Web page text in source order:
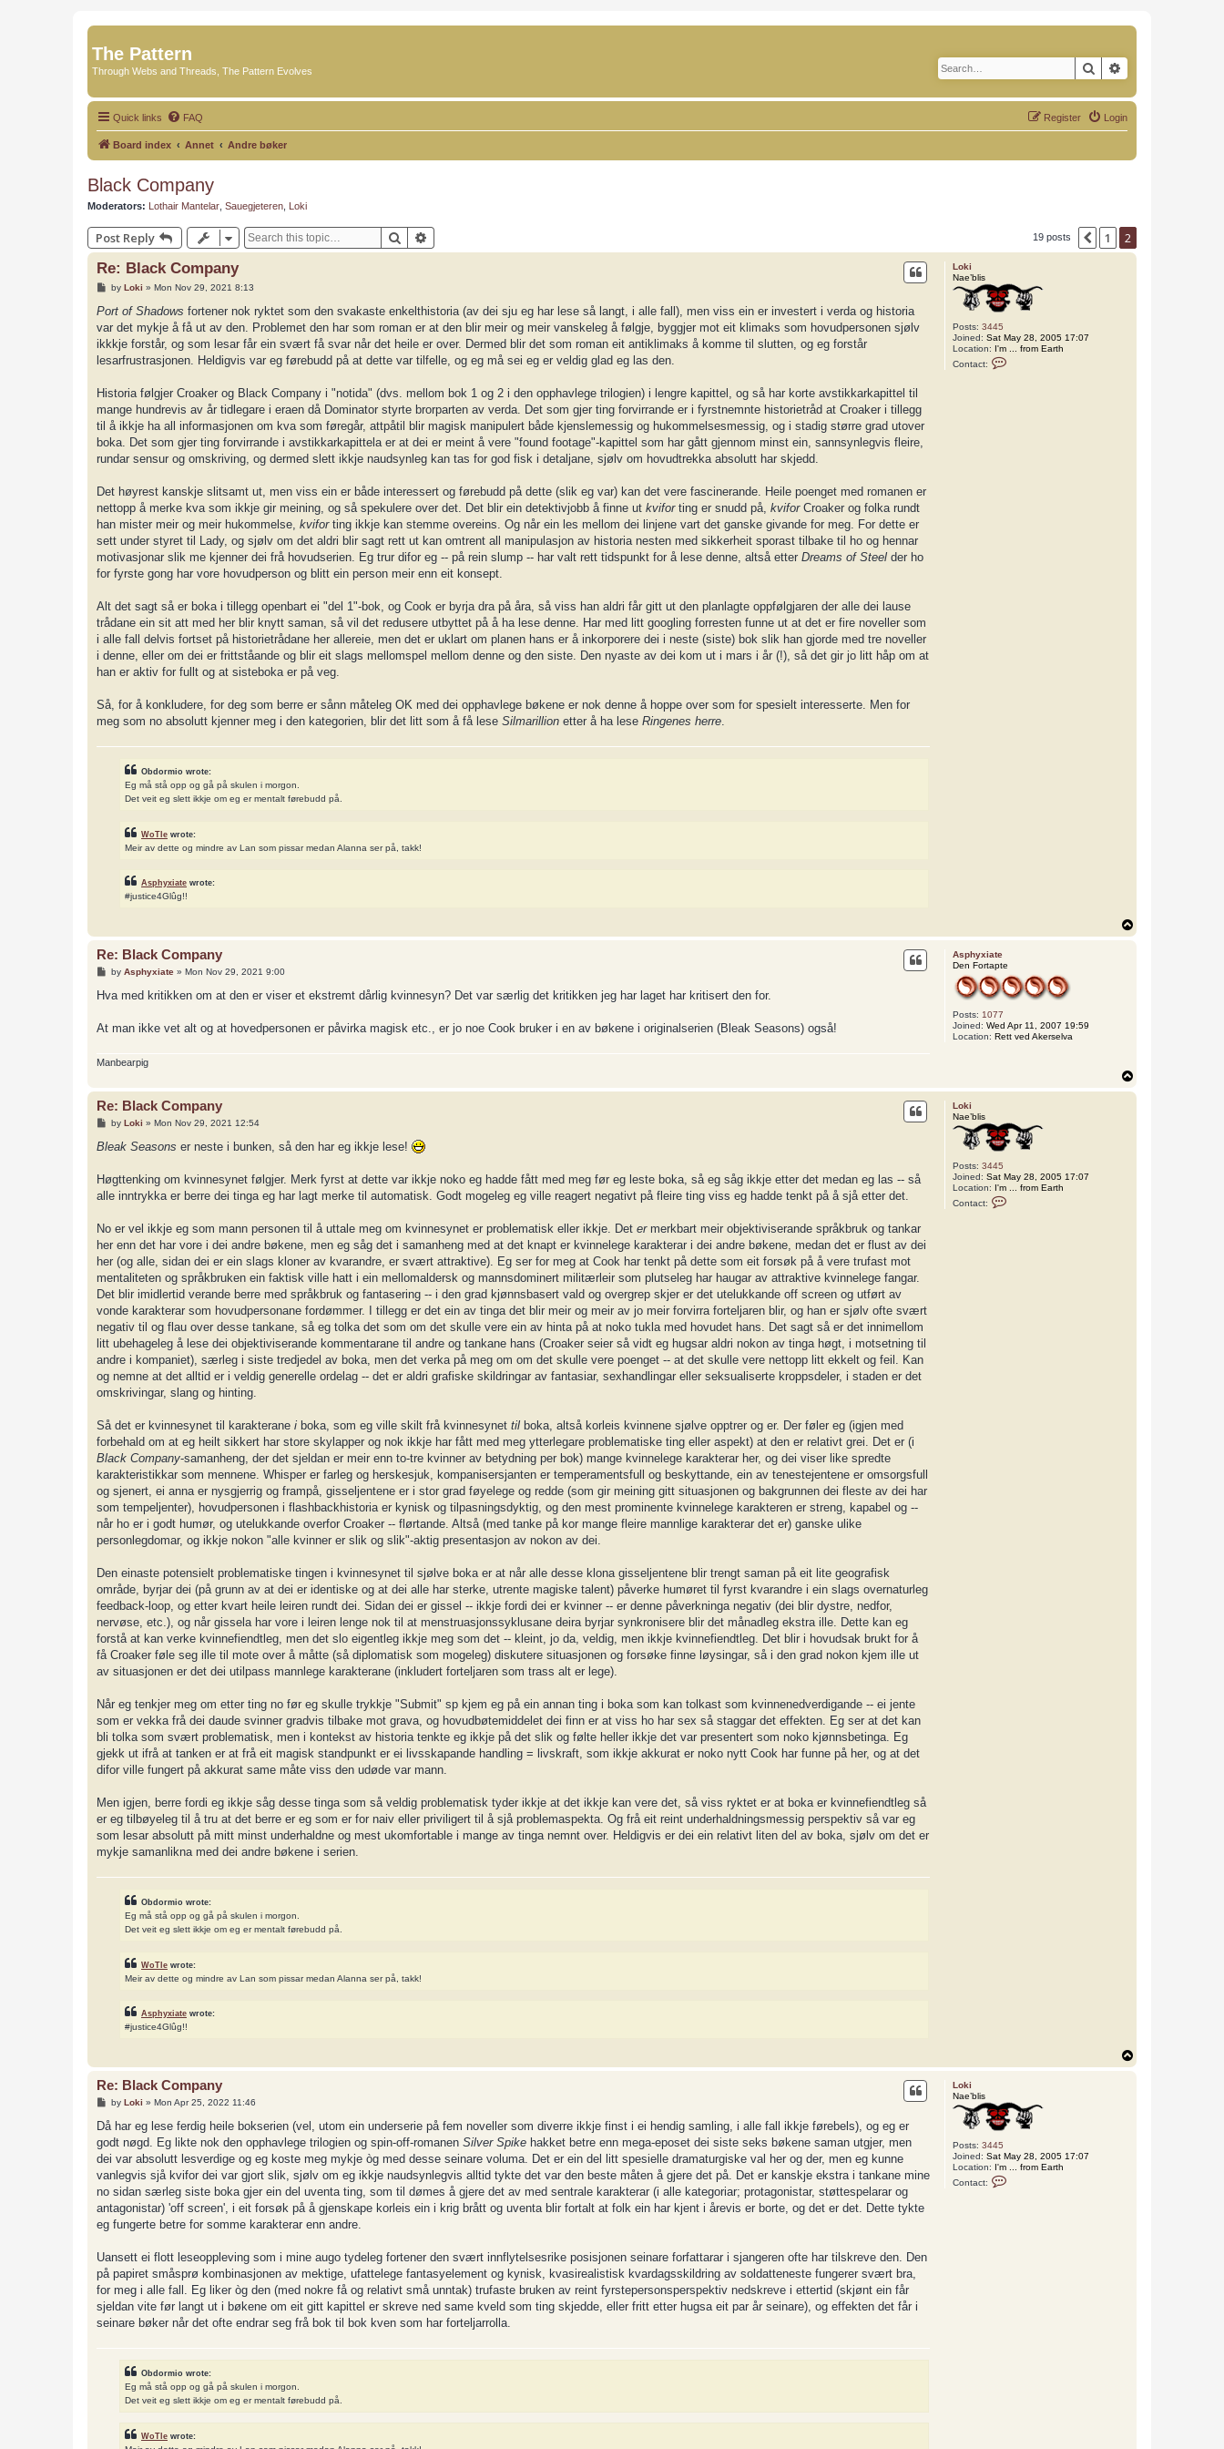
The Pattern
Through Webs and Threads, The Pattern Evolves Search
Quick links FAQ Login
Register
Board index Annet Andre bøker
Black Company
Moderators: Lothair Mantelar Sauegjeteren Loki
Post Reply Search 19 posts Previous
1 2
Loki
Nae’blis
Posts: 3445
Joined: Sat May 28, 2005 17:07
Location: I'm ... from Earth
Contact:
Re: Black Company
P
s
by Loki » Mon Nov 29, 2021 8:13
Port of Shadows fortener nok ryktet som den svakaste enkelthistoria (av dei sju eg har lese så langt, i alle fall), men viss ein er investert i verda og historia
var det mykje å få ut av den. Problemet den har som roman er at den blir meir og meir vanskeleg å følgje, byggjer mot eit klimaks som hovudpersonen sjølv
ikkkje forstår, og som lesar får ein svært få svar når det heile er over. Dermed blir det som roman eit antiklimaks å komme til slutten, og eg forstår
lesarfrustrasjonen. Heldigvis var eg førebudd på at dette var tilfelle, og eg må sei eg er veldig glad eg las den.
Historia følgjer Croaker og Black Company i "notida" (dvs. mellom bok 1 og 2 i den opphavlege trilogien) i lengre kapittel, og så har korte avstikkarkapittel til
mange hundrevis av år tidlegare i eraen då Dominator styrte brorparten av verda. Det som gjer ting forvirrande er i fyrstnemnte historietråd at Croaker i tillegg
til å ikkje ha all informasjonen om kva som føregår, attpåtil blir magisk manipulert både kjenslemessig og hukommelsesmessig, og i stadig større grad utover
boka. Det som gjer ting forvirrande i avstikkarkapittela er at dei er meint å vere "found footage"-kapittel som har gått gjennom minst ein, sannsynlegvis fleire,
rundar sensur og omskriving, og dermed slett ikkje naudsynleg kan tas for god fisk i detaljane, sjølv om hovudtrekka absolutt har skjedd.
Det høyrest kanskje slitsamt ut, men viss ein er både interessert og førebudd på dette (slik eg var) kan det vere fascinerande. Heile poenget med romanen er
nettopp å merke kva som ikkje gir meining, og så spekulere over det. Det blir ein detektivjobb å finne ut kviforting er snudd på, kviforCroaker og folka rundt
han mister meir og meir hukommelse, kviforting ikkje kan stemme overeins. Og når ein les mellom dei linjene vart det ganske givande for meg. For dette er
sett under styret til Lady, og sjølv om det aldri blir sagt rett ut kan omtrent all manipulasjon av historia nesten med sikkerheit sporast tilbake til ho og hennar
motivasjonar slik me kjenner dei frå hovudserien. Eg trur difor eg -- på rein slump -- har valt rett tidspunkt for å lese denne, altså etter Dreams of Steel der ho
for fyrste gong har vore hovudperson og blitt ein person meir enn eit konsept.
Alt det sagt så er boka i tillegg openbart ei "del 1"-bok, og Cook er byrja dra på åra, så viss han aldri får gitt ut den planlagte oppfølgjaren der alle dei lause
trådane ein sit att med her blir knytt saman, så vil det redusere utbyttet på å ha lese denne. Har med litt googling forresten funne ut at det er fire noveller som
i alle fall delvis fortset på historietrådane her allereie, men det er uklart om planen hans er å inkorporere dei i neste (siste) bok slik han gjorde med tre noveller
i denne, eller om dei er frittståande og blir eit slags mellomspel mellom denne og den siste. Den nyaste av dei kom ut i mars i år (!), så det gir jo litt håp om at
han er aktiv for fullt og at sisteboka er på veg.
Så, for å konkludere, for deg som berre er sånn måteleg OK med dei opphavlege bøkene er nok denne å hoppe over som for spesielt interesserte. Men for
meg som no absolutt kjenner meg i den kategorien, blir det litt som å få lese Silmarillion etter å ha lese Ringenes herre.
Obdormio wrote:
Eg må stå opp og gå på skulen i morgon.
Det veit eg slett ikkje om eg er mentalt førebudd på.
WoTle wrote:
Meir av dette og mindre av Lan som pissar medan Alanna ser på, takk!
Asphyxiate wrote:
#justice4Glûg!!
o
Asphyxiate
Den Fortapte
Posts: 1077
Joined: Wed Apr 11, 2007 19:59
Location: Rett ved Akerselva
Re: Black Company
P
s
by Asphyxiate» Mon Nov 29, 2021 9:00
Hva med kritikken om at den er viser et ekstremt dårlig kvinnesyn? Det var særlig det kritikken jeg har laget har kritisert den for.
At man ikke vet alt og at hovedpersonen er påvirka magisk etc., er jo noe Cook bruker i en av bøkene i originalserien (Bleak Seasons) også!
Manbearpig
Loki
Nae’blis
Posts: 3445
Joined: Sat May 28, 2005 17:07
Location: I'm ... from Earth
Contact:
Re: Black Company
P
s
by Loki » Mon Nov 29, 2021 12:54
Bleak Seasons er neste i bunken, så den har eg ikkje lese!
Høgttenking om kvinnesynet følgjer. Merk fyrst at dette var ikkje noko eg hadde fått med meg før eg leste boka, så eg såg ikkje etter det medan eg las -- så
alle inntrykka er berre dei tinga eg har lagt merke til automatisk. Godt mogeleg eg ville reagert negativt på fleire ting viss eg hadde tenkt på å sjå etter det.
No er vel ikkje eg som mann personen til å uttale meg om kvinnesynet er problematisk eller ikkje. Det ermerkbart meir objektiviserande språkbruk og tankar
her enn det har vore i dei andre bøkene, men eg såg det i samanheng med at det knapt er kvinnelege karakterar i dei andre bøkene, medan det er flust av dei
her (og alle, sidan dei er ein slags kloner av kvarandre, er svært attraktive). Eg ser for meg at Cook har tenkt på dette som eit forsøk på å vere trufast mot
mentaliteten og språkbruken ein faktisk ville hatt i ein mellomaldersk og mannsdominert militærleir som plutseleg har haugar av attraktive kvinnelege fangar.
Det blir imidlertid verande berre med språkbruk og fantasering -- i den grad kjønnsbasert vald og overgrep skjer er det utelukkande off screen og utført av
vonde karakterar som hovudpersonane fordømmer. I tillegg er det ein av tinga det blir meir og meir av jo meir forvirra forteljaren blir, og han er sjølv ofte svært
negativ til og flau over desse tankane, så eg tolka det som om det skulle vere ein av hinta på at noko tukla med hovudet hans. Det sagt så er det innimellom
litt ubehageleg å lese dei objektiviserande kommentarane til andre og tankane hans (Croaker seier så vidt eg hugsar aldri nokon av tinga høgt, i motsetning til
andre i kompaniet), særleg i siste tredjedel av boka, men det verka på meg om om det skulle vere poenget -- at det skulle vere nettopp litt ekkelt og feil. Kan
og nemne at det alltid er i veldig generelle ordelag -- det er aldri grafiske skildringar av fantasiar, sexhandlingar eller seksualiserte kroppsdeler, i staden er det
omskrivingar, slang og hinting.
Så det er kvinnesynet til karakterane i boka, som eg ville skilt frå kvinnesynet til boka, altså korleis kvinnene sjølve opptrer og er. Der føler eg (igjen med
forbehald om at eg heilt sikkert har store skylapper og nok ikkje har fått med meg ytterlegare problematiske ting eller aspekt) at den er relativt grei. Det er (i
Black Company-samanheng, der det sjeldan er meir enn to-tre kvinner av betydning per bok) mange kvinnelege karakterar her, og dei viser like spredte
karakteristikkar som mennene. Whisper er farleg og herskesjuk, kompanisersjanten er temperamentsfull og beskyttande, ein av tenestejentene er omsorgsfull
og sjenert, ei anna er nysgjerrig og frampå, gisseljentene er i stor grad føyelege og redde (som gir meining gitt situasjonen og bakgrunnen dei fleste av dei har
som tempeljenter), hovudpersonen i flashbackhistoria er kynisk og tilpasningsdyktig, og den mest prominente kvinnelege karakteren er streng, kapabel og --
når ho er i godt humør, og utelukkande overfor Croaker -- flørtande. Altså (med tanke på kor mange fleire mannlige karakterar det er) ganske ulike
personlegdomar, og ikkje nokon "alle kvinner er slik og slik"-aktig presentasjon av nokon av dei.
Den einaste potensielt problematiske tingen i kvinnesynet til sjølve boka er at når alle desse klona gisseljentene blir trengt saman på eit lite geografisk
område, byrjar dei (på grunn av at dei er identiske og at dei alle har sterke, utrente magiske talent) påverke humøret til fyrst kvarandre i ein slags overnaturleg
feedback-loop, og etter kvart heile leiren rundt dei. Sidan dei er gissel -- ikkje fordi dei er kvinner -- er denne påverkninga negativ (dei blir dystre, nedfor,
nervøse, etc.), og når gissela har vore i leiren lenge nok til at menstruasjonssyklusane deira byrjar synkronisere blir det månadleg ekstra ille. Dette kan eg
forstå at kan verke kvinnefiendtleg, men det slo eigentleg ikkje meg som det -- kleint, jo da, veldig, men ikkje kvinnefiendtleg. Det blir i hovudsak brukt for å
få Croaker føle seg ille til mote over å måtte (så diplomatisk som mogeleg) diskutere situasjonen og forsøke finne løysingar, så i den grad nokon kjem ille ut
av situasjonen er det dei utilpass mannlege karakterane (inkludert forteljaren som trass alt er lege).
Når eg tenkjer meg om etter ting no før eg skulle trykkje "Submit" sp kjem eg på ein annan ting i boka som kan tolkast som kvinnenedverdigande -- ei jente
som er vekka frå dei daude svinner gradvis tilbake mot grava, og hovudbøtemiddelet dei finn er at viss ho har sex så staggar det effekten. Eg ser at det kan
bli tolka som svært problematisk, men i kontekst av historia tenkte eg ikkje på det slik og følte heller ikkje det var presentert som noko kjønnsbetinga. Eg
gjekk ut ifrå at tanken er at frå eit magisk standpunkt er ei livsskapande handling = livskraft, som ikkje akkurat er noko nytt Cook har funne på her, og at det
difor ville fungert på akkurat same måte viss den udøde var mann.
Men igjen, berre fordi eg ikkje såg desse tinga som så veldig problematisk tyder ikkje at det ikkje kan vere det, så viss ryktet er at boka er kvinnefiendtleg så
er eg tilbøyeleg til å tru at det berre er eg som er for naiv eller priviligert til å sjå problemaspekta. Og frå eit reint underhaldningsmessig perspektiv så var eg
som lesar absolutt på mitt minst underhaldne og mest ukomfortable i mange av tinga nemnt over. Heldigvis er dei ein relativt liten del av boka, sjølv om det er
mykje samanlikna med dei andre bøkene i serien.
Obdormio wrote:
Eg må stå opp og gå på skulen i morgon.
Det veit eg slett ikkje om eg er mentalt førebudd på.
WoTle wrote:
Meir av dette og mindre av Lan som pissar medan Alanna ser på, takk!
Asphyxiate wrote:
#justice4Glûg!!
o
Loki
Nae’blis
Posts: 3445
Joined: Sat May 28, 2005 17:07
Location: I'm ... from Earth
Contact:
Re: Black Company
P
s
by Loki » Mon Apr 25, 2022 11:46
Då har eg lese ferdig heile bokserien (vel, utom ein underserie på fem noveller som diverre ikkje finst i ei hendig samling, i alle fall ikkje førebels), og eg er
godt nøgd. Eg likte nok den opphavlege trilogien og spin-off-romanen Silver Spike hakket betre enn mega-eposet dei siste seks bøkene saman utgjer, men
dei var absolutt lesverdige og eg koste meg mykje òg med desse seinare voluma. Det er ein del litt spesielle dramaturgiske val her og der, men eg kunne
vanlegvis sjå kvifor dei var gjort slik, sjølv om eg ikkje naudsynlegvis alltid tykte det var den beste måten å gjere det på. Det er kanskje ekstra i tankane mine
no sidan særleg siste boka gjer ein del uventa ting, som til dømes å gjere det av med sentrale karakterar (i alle kategoriar; protagonistar, støttespelarar og
antagonistar) 'off screen', i eit forsøk på å gjenskape korleis ein i krig brått og uventa blir fortalt at folk ein har kjent i årevis er borte, og det er det. Dette tykte
eg fungerte betre for somme karakterar enn andre.
Uansett ei flott leseoppleving som i mine augo tydeleg fortener den svært innflytelsesrike posisjonen seinare forfattarar i sjangeren ofte har tilskreve den. Den
på papiret småsprø kombinasjonen av mektige, ufattelege fantasyelement og kynisk, kvasirealistisk kvardagsskildring av soldatteneste fungerer svært bra,
for meg i alle fall. Eg liker òg den (med nokre få og relativt små unntak) trufaste bruken av reint fyrstepersonsperspektiv nedskreve i ettertid (skjønt ein får
sjeldan vite før langt ut i bøkene om eit gitt kapittel er skreve ned same kveld som ting skjedde, eller fritt etter hugsa eit par år seinare), og effekten det får i
seinare bøker når det ofte endrar seg frå bok til bok kven som har forteljarrolla.
Obdormio wrote:
Eg må stå opp og gå på skulen i morgon.
Det veit eg slett ikkje om eg er mentalt førebudd på.
WoTle wrote: